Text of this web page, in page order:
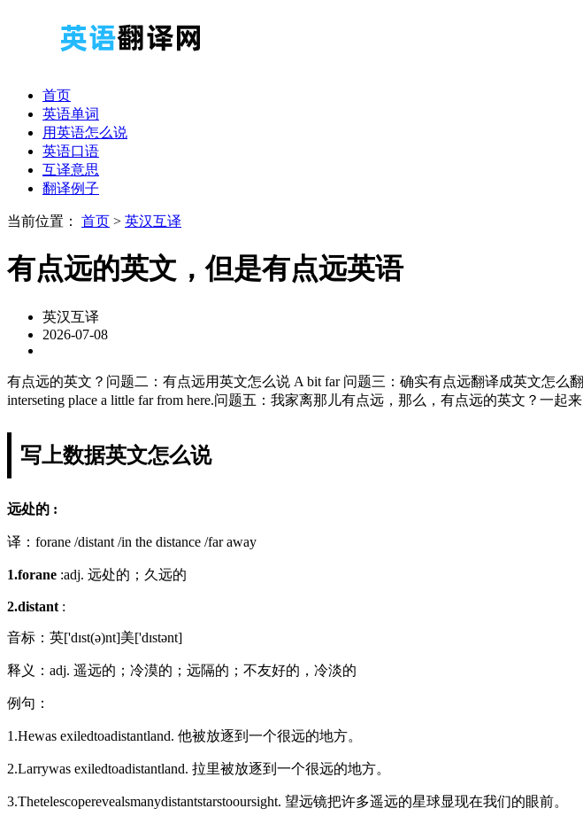
首页
英语单词
用英语怎么说
英语口语
互译意思
翻译例子
当前位置： 首页 > 英汉互译
有点远的英文，但是有点远英语
英汉互译
2026-07-08
有点远的英文？问题二：有点远用英文怎么说 A bit far 问题三：确实有点远翻译成英文怎么
interseting place a little far from here.问题五：我家离那儿有点远，那么，有点远的英文？一起来
写上数据英文怎么说
远处的 :
译：forane /distant /in the distance /far away
1.forane :adj. 远处的；久远的
2.distant :
音标：英['dɪst(ə)nt]美['dɪstənt]
释义：adj. 遥远的；冷漠的；远隔的；不友好的，冷淡的
例句：
1.Hewas exiledtoadistantland. 他被放逐到一个很远的地方。
2.Larrywas exiledtoadistantland. 拉里被放逐到一个很远的地方。
3.Thetelescoperevealsmanydistantstarstooursight. 望远镜把许多遥远的星球显现在我们的眼前。